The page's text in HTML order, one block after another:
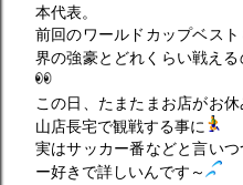
本代表。
前回のワールドカップベス
界の強豪とどれくらい戦える
この日、たまたまお店がお
山店長宅で観戦する事に
実はサッカー番などと言い
ー好きで詳しいんです～